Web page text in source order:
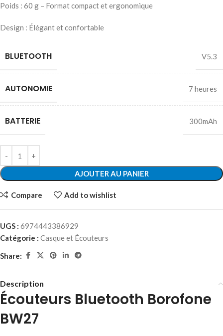
Poids : 60 g – Format compact et ergonomique
Design : Élégant et confortable
BLUETOOTH V5.3
AUTONOMIE 7 heures
BATTERIE 300mAh
AJOUTER AU PANIER
Compare Add to wishlist
UGS : 6974443386929
Catégorie : Casque et Écouteurs
Share:
Description
Écouteurs Bluetooth Borofone
BW27